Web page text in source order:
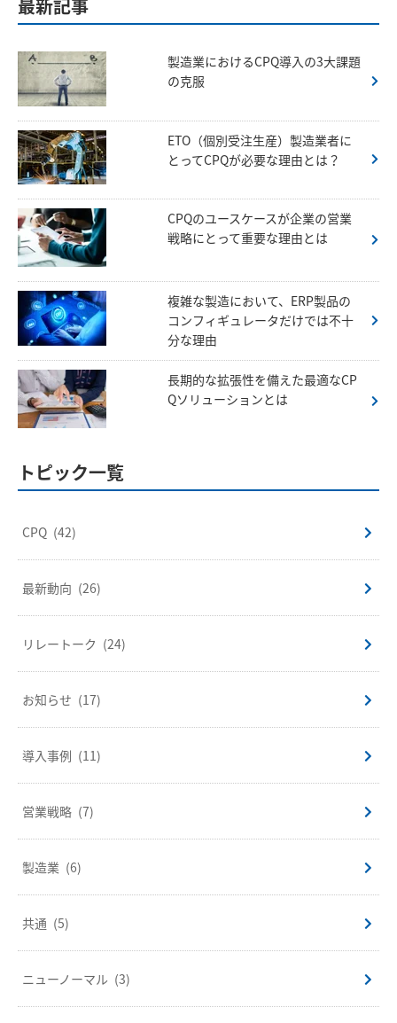
最新記事
製造業におけるCPQ導入の3大課題
の克服
ETO（個別受注生産）製造業者に
とってCPQが必要な理由とは？
CPQのユースケースが企業の営業
戦略にとって重要な理由とは
複雑な製造において、ERP製品の
コンフィギュレータだけでは不十
分な理由
長期的な拡張性を備えた最適なCP
Qソリューションとは
トピック一覧
CPQ (42)
最新動向 (26)
リレートーク (24)
お知らせ (17)
導入事例 (11)
営業戦略 (7)
製造業 (6)
共通 (5)
ニューノーマル (3)